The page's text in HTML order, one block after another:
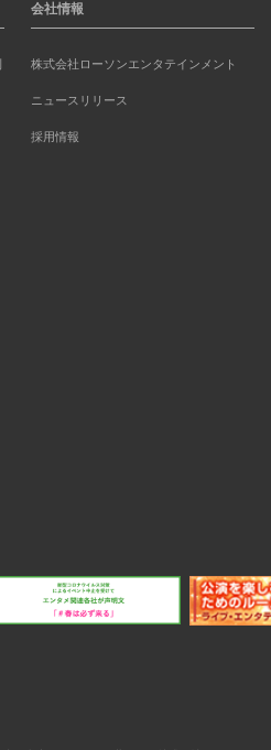
会社情報
株式会社ローソンエンタテインメント
ニュースリリース
採用情報